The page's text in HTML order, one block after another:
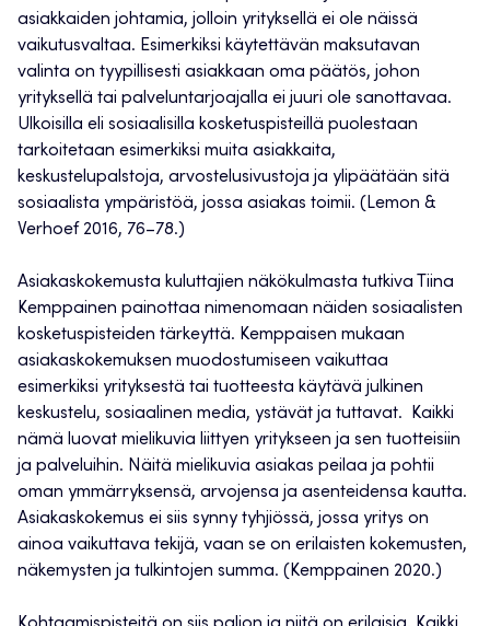
asiakkaiden johtamia, jolloin yrityksellä ei ole näissä
vaikutusvaltaa. Esimerkiksi käytettävän maksutavan
valinta on tyypillisesti asiakkaan oma päätös, johon
yrityksellä tai palveluntarjoajalla ei juuri ole sanottavaa.
Ulkoisilla eli sosiaalisilla kosketuspisteillä puolestaan
tarkoitetaan esimerkiksi muita asiakkaita,
keskustelupalstoja, arvostelusivustoja ja ylipäätään sitä
sosiaalista ympäristöä, jossa asiakas toimii. (Lemon &
Verhoef 2016, 76–78.)
Asiakaskokemusta kuluttajien näkökulmasta tutkiva Tiina
Kemppainen painottaa nimenomaan näiden sosiaalisten
kosketuspisteiden tärkeyttä. Kemppaisen mukaan
asiakaskokemuksen muodostumiseen vaikuttaa
esimerkiksi yrityksestä tai tuotteesta käytävä julkinen
keskustelu, sosiaalinen media, ystävät ja tuttavat. Kaikki
nämä luovat mielikuvia liittyen yritykseen ja sen tuotteisiin
ja palveluihin. Näitä mielikuvia asiakas peilaa ja pohtii
oman ymmärryksensä, arvojensa ja asenteidensa kautta.
Asiakaskokemus ei siis synny tyhjiössä, jossa yritys on
ainoa vaikuttava tekijä, vaan se on erilaisten kokemusten,
näkemysten ja tulkintojen summa. (Kemppainen 2020.)